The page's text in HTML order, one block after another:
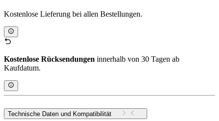
Kostenlose Lieferung bei allen Bestellungen.
Kostenlose Rücksendungen innerhalb von 30 Tagen ab
Kaufdatum.
Technische Daten und Kompatibilität